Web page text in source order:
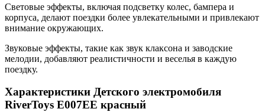
Световые эффекты, включая подсветку колес, бампера и
корпуса, делают поездки более увлекательными и привлекают
внимание окружающих.
Звуковые эффекты, такие как звук клаксона и заводские
мелодии, добавляют реалистичности и веселья в каждую
поездку.
Характеристики Детского электромобиля
RiverToys E007EE красный